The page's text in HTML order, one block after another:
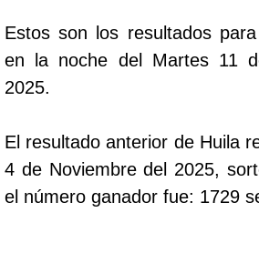
Estos son los resultados
en la noche del Martes 11
2025.
El resultado anterior de Huila
4 de Noviembre del 2025,
el número ganador fue: 1729